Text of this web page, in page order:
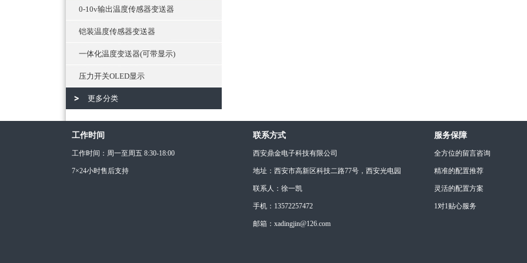
0-10v输出温度传感器变送器
铠装温度传感器变送器
一体化温度变送器(可带显示)
压力开关OLED显示
更多分类
工作时间
工作时间：周一至周五 8:30-18:00
7×24小时售后支持
联系方式
西安鼎金电子科技有限公司
地址：西安市高新区科技二路77号，西安光电园
联系人：徐一凯
手机：13572257472
邮箱：xadingjin@126.com
服务保障
全方位的留言咨询
精准的配置推荐
灵活的配置方案
1对1贴心服务